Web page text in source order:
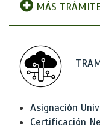
MÁS
Asignación
Certificación